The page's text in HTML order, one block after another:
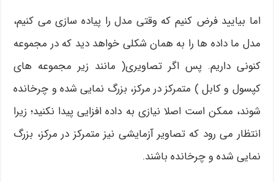
اما بیایید فرض کنیم که وقتی مدل را پیاده سازی می کنیم،
مدل ما داده ها را به همان شکلی خواهد دید که در مجموعه
کنونی داریم. پس اگر تصاویری( مانند زیر مجموعه های
کپسول و کابل ) متمرکز در مرکز، بزرگ نمایی شده و چرخانده
شوند، ممکن است اصلا نیازی به داده افزایی پیدا نکنید؛ زیرا
انتظار می رود که تصاویر آزمایشی نیز متمرکز در مرکز، بزرگ
نمایی شده و چرخانده باشند.